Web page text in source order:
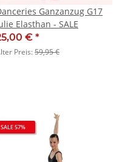
Ganzanzug G17
Elasthan - SALE
€ *
Preis:59,95 €
SALE 57%